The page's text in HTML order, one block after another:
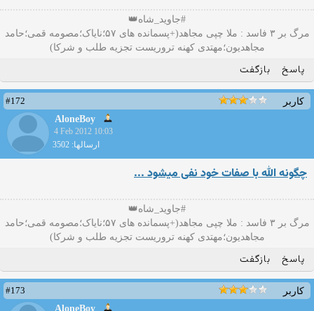
#جاوید_شاه👑
مرگ بر ۳ فاسد : ملا چپی مجاهد(+پسمانده های ۵۷؛نایاک؛مصومه قمی؛حامد
مجاهدیون؛مهتدی کهنه تروریست تجزیه طلب و شرکا)
پاسخ بازگفت
کاربر
#172
AloneBoy
4 Feb 2012 10:03
ارسالها: 3502
چگونه الله با صفات خود نفی ميشود ...
#جاوید_شاه👑
مرگ بر ۳ فاسد : ملا چپی مجاهد(+پسمانده های ۵۷؛نایاک؛مصومه قمی؛حامد
مجاهدیون؛مهتدی کهنه تروریست تجزیه طلب و شرکا)
پاسخ بازگفت
کاربر
#173
AloneBoy